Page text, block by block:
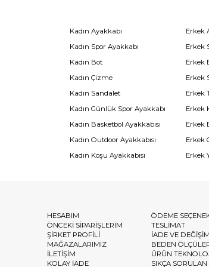
Kadın Ayakkabı
Kadın Spor Ayakkabı
Kadın Bot
Kadın Çizme
Kadın Sandalet
Kadın Günlük Spor Ayakkabı
Kadın Basketbol Ayakkabısı
Kadın Outdoor Ayakkabısı
Kadın Koşu Ayakkabısı
Erkek
Erkek
Erkek
Erkek
Erkek
Erkek
Erkek
Erkek
Erkek
HESABIM
ÖNCEKİ SİPARİŞLERİM
ŞİRKET PROFİLİ
MAĞAZALARIMIZ
İLETİŞİM
KOLAY İADE
ÖDEME
TESLİMAT
İADE VE DEĞİŞİM
BEDEN
ÜRÜN
SIKÇA